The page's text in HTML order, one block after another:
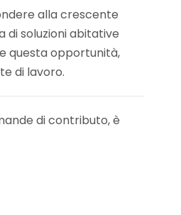
alla crescente
soluzioni abitative
questa opportunità,
di lavoro.
di contributo, è